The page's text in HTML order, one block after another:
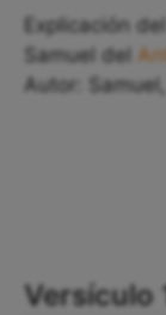
Explicación
Samuel del
Autor:
Versículo